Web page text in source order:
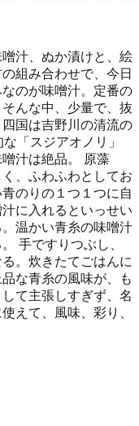
汁、ぬか漬けと、絵
組み合わせで、今日
のが味噌汁。定番の
んな中、少量で、抜
国は吉野川の清流の
「スジアオノリ」
汁は絶品。 原藻
、ふわふわとしてお
のりの１つ１つに自
に入れるといっせい
温かい青糸の味噌汁
手ですりつぶし、
。炊きたてごはんに
な青糸の風味が、も
て主張しすぎず、名
えて、風味、彩り、